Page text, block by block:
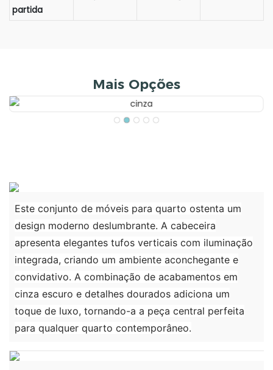
partida
Mais Opções
Este conjunto de móveis para quarto ostenta um
design moderno deslumbrante. A cabeceira
apresenta elegantes tufos verticais com iluminação
integrada, criando um ambiente aconchegante e
convidativo. A combinação de acabamentos em
cinza escuro e detalhes dourados adiciona um
toque de luxo, tornando-a a peça central perfeita
para qualquer quarto contemporâneo.